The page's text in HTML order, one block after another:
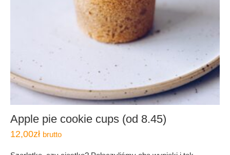
Apple pie cookie cups (od 8.45)
12,00zł brutto